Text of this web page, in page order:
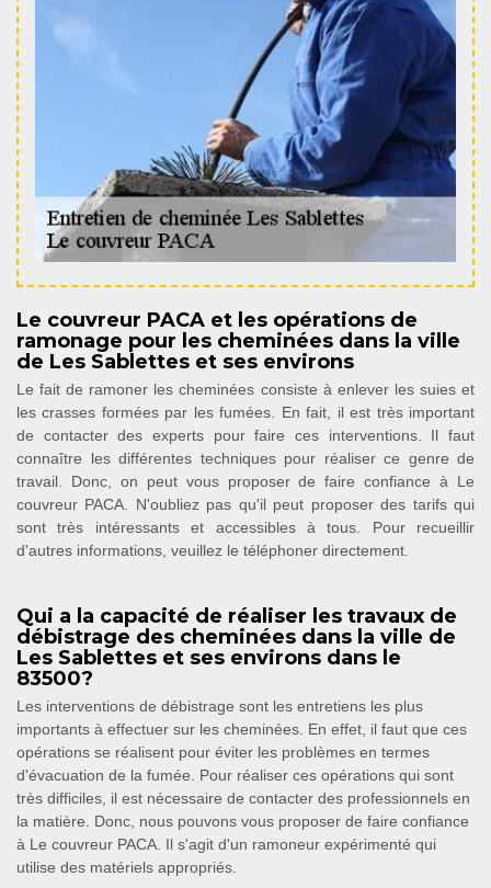
Le couvreur PACA et les opérations de
ramonage pour les cheminées dans la ville
de Les Sablettes et ses environs
Le fait de ramoner les cheminées consiste à enlever les suies et
les crasses formées par les fumées. En fait, il est très important
de contacter des experts pour faire ces interventions. Il faut
connaître les différentes techniques pour réaliser ce genre de
travail. Donc, on peut vous proposer de faire confiance à Le
couvreur PACA. N'oubliez pas qu'il peut proposer des tarifs qui
sont très intéressants et accessibles à tous. Pour recueillir
d'autres informations, veuillez le téléphoner directement.
Qui a la capacité de réaliser les travaux de
débistrage des cheminées dans la ville de
Les Sablettes et ses environs dans le
83500?
Les interventions de débistrage sont les entretiens les plus
importants à effectuer sur les cheminées. En effet, il faut que ces
opérations se réalisent pour éviter les problèmes en termes
d'évacuation de la fumée. Pour réaliser ces opérations qui sont
très difficiles, il est nécessaire de contacter des professionnels en
la matière. Donc, nous pouvons vous proposer de faire confiance
à Le couvreur PACA. Il s'agit d'un ramoneur expérimenté qui
utilise des matériels appropriés.